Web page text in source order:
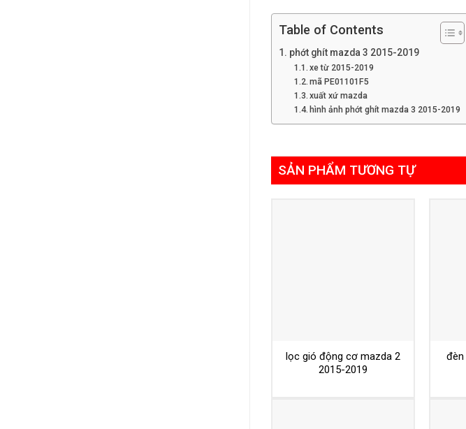
Table of Contents
phớt ghít mazda 3 2015-2019
xe từ 2015-2019
mã PE01101F5
xuất xứ mazda
hình ảnh phớt ghít mazda 3 2015-2019
SẢN PHẨM TƯƠNG TỰ
lọc gió động cơ mazda 2
2015-2019
đèn